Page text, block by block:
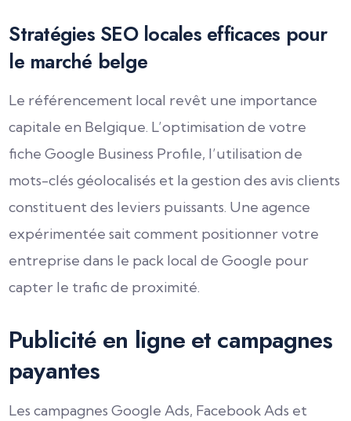
Stratégies SEO locales efficaces pour
le marché belge
Le référencement local revêt une importance
capitale en Belgique. L’optimisation de votre
fiche Google Business Profile, l’utilisation de
mots-clés géolocalisés et la gestion des avis clients
constituent des leviers puissants. Une agence
expérimentée sait comment positionner votre
entreprise dans le pack local de Google pour
capter le trafic de proximité.
Publicité en ligne et campagnes
payantes
Les campagnes Google Ads, Facebook Ads et